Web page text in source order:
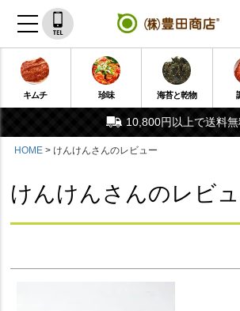
キムチ 珍味 海苔と乾物
10,800円以上で送料
HOME けんけんさんのレビュー
けんけんさんのレビ